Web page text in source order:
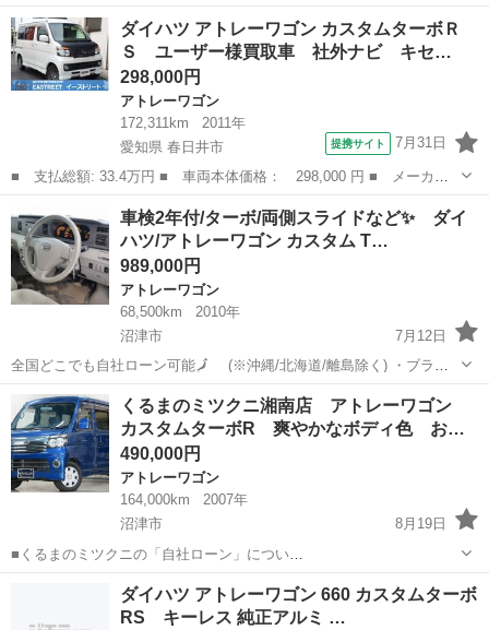
>>H17年12月 カラー >>ブ ブルー 距離 >>1182500キロ 車検 >>あり
(令和7年4月25日) セールスポイント ・ETC付き ・...
静岡 静岡市 清水駅 アトレーワゴン ISCV
ダイハツ アトレーワゴン カスタムターボＲ
Ｓ ユーザー様買取車 社外ナビ キセ…
298,000円
アトレーワゴン
172,311km
2011年
愛知県 春日井市
提携サイト 7月31日
■ 支払総額: 33.4万円 ■ 車両本体価格： 298,000 円 ■ メーカー
名： ダイハツ ■ 車種名： アトレーワゴン ■ グレード名： カ
スタムターボＲＳ ユーザー様買取車 社外ナビ キセノンヘッドラ
イト キーレ...
春日井市 アトレーワゴン
車検2年付/ターボ/両側スライドなど✨ ダイ
ハツ/アトレーワゴン カスタム T…
989,000円
アトレーワゴン
68,500km
2010年
沼津市
7月12日
全国どこでも自社ローン可能🗾 (※沖縄/北海道/離島除く) ・ブラッ
クリスト入り😞 ・自己破産/債務整理の経験がある😱 ・自営業/個人事
業主😥 ・転職したばかり/勤続年数が短い😭 →ご安心ください！オ
ト...
静岡 沼津市 アトレーワゴン スライド
くるまのミツクニ湘南店 アトレーワゴン
カスタムターボR 爽やかなボディ色 お…
490,000円
アトレーワゴン
164,000km
2007年
沼津市
8月19日
■くるまのミツクニの「自社ローン」につい
て 当社で販売する車両全て
が自社ローンの対象です。 通常、中古車をオートローンで購入される
際は中古車販売店経由で信販会社との契約になります。当...
アトレーワゴン ローン
ダイハツ アトレーワゴン 660 カスタムターボ
RS キーレス 純正アルミ …